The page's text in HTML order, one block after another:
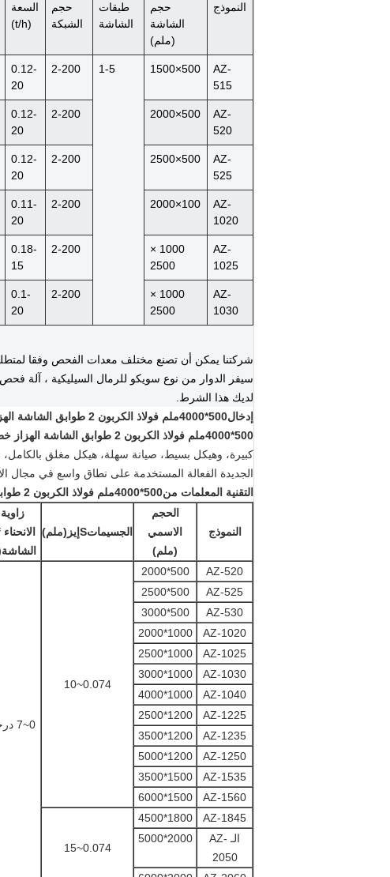
النموذج
حجم
الشاشة
(ملم)
طبقات
الشاشة
حجم
الشبكة
السعة
(t/h)
AZ-
515
500×1500
1-5
2-200
0.12-
20
AZ-
520
500×2000
2-200
0.12-
20
AZ-
525
500×2500
2-200
0.12-
20
AZ-
1020
100×2000
2-200
0.11-
20
AZ-
1025
1000 ×
2500
2-200
0.18-
15
AZ-
1030
1000 ×
2500
2-200
0.1-
20
سيفر الدوار من نوع سويكو للرمال السيليكية ، آلة فحص
لديك هذا الشرط.
إدخال500*4000ملم فولاذ الكربون 2 طوابق الشاشة الهزاز خطية
500*4000ملم فولاذ الكربون 2 طوابق الشاشة الهزاز خطية
كبيرة، وهيكل بسيط، صيانة سهلة، هيكل مغلق
الجديدة الفعالة المستخدمة على نطاق واسع في مجال
التقنية المعلمات من500*4000ملم فولاذ الكربون 2 طوابق الشاشة الهزاز خطية
النموذج
الحجم
الاسمي
(ملم)
الجسيماتS إيز (ملم)
زاوية
الانحناء o
الشاشة
AZ-520
500*2000
0.074~10
0~7 درجة
AZ-525
500*2500
AZ-530
500*3000
AZ-1020
1000*2000
AZ-1025
1000*2500
AZ-1030
1000*3000
AZ-1040
1000*4000
AZ-1225
1200*2500
AZ-1235
1200*3500
AZ-1250
1200*5000
AZ-1535
1500*3500
AZ-1560
1500*6000
AZ-1845
1800*4500
0.074~15
الـ AZ-
2050
2000*5000